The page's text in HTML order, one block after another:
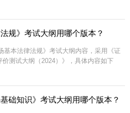
测试大纲(2024)》《证券...
规》考试大纲用哪个版本？
基本法律法规》考试大纲内容，采用《证
测试大纲（2024）》，具体内容如下
【免费领V题库会员】【答题闯关赢...
础知识》考试大纲用哪个版本？